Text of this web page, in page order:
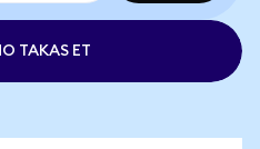
TAKAS ET